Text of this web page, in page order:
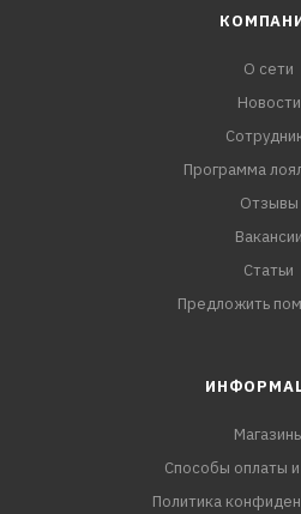
О сети
Новости
Программа
Отзывы
Вакансии
Статьи
Предложить
Способы оплаты
Политика